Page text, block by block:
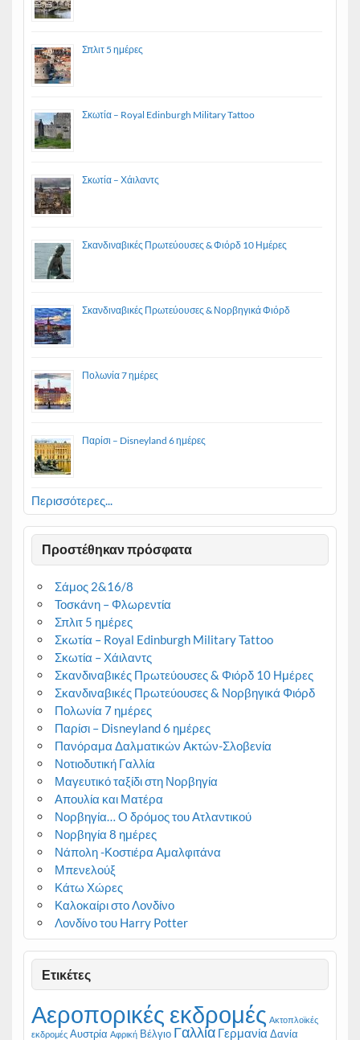
Σπλιτ 5 ημέρες
Σκωτία – Royal Edinburgh Military Tattoo
Σκωτία – Χάιλαντς
Σκανδιναβικές Πρωτεύουσες & Φιόρδ 10 Ημέρες
Σκανδιναβικές Πρωτεύουσες & Νορβηγικά Φιόρδ
Πολωνία 7 ημέρες
Παρίσι – Disneyland 6 ημέρες
Περισσότερες...
Προστέθηκαν πρόσφατα
Σάμος 2&16/8
Τοσκάνη – Φλωρεντία
Σπλιτ 5 ημέρες
Σκωτία – Royal Edinburgh Military Tattoo
Σκωτία – Χάιλαντς
Σκανδιναβικές Πρωτεύουσες & Φιόρδ 10 Ημέρες
Σκανδιναβικές Πρωτεύουσες & Νορβηγικά Φιόρδ
Πολωνία 7 ημέρες
Παρίσι – Disneyland 6 ημέρες
Πανόραμα Δαλματικών Ακτών-Σλοβενία
Νοτιοδυτική Γαλλία
Μαγευτικό ταξίδι στη Νορβηγία
Απουλία και Ματέρα
Νορβηγία… Ο δρόμος του Ατλαντικού
Νορβηγία 8 ημέρες
Νάπολη -Κοστιέρα Αμαλφιτάνα
Μπενελούξ
Κάτω Χώρες
Καλοκαίρι στο Λονδίνο
Λονδίνο του Harry Potter
Ετικέτες
Αεροπορικές εκδρομές Ακτοπλοϊκές
εκδρομές Αυστρία Αφρική Βέλγιο Γαλλία Γερμανία Δανία